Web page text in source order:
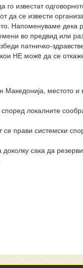
известат
да се извести
Напоменуваме дека
во предвид или
патничко-
кои НЕ можe да се
Македонија, местото
локалните
прави системски
доколку сака да